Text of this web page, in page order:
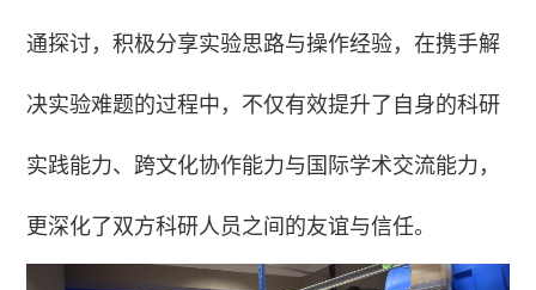
通探讨，积极分享实验思路与操作经验，在携手解
决实验难题的过程中，不仅有效提升了自身的科研
实践能力、跨文化协作能力与国际学术交流能力，
更深化了双方科研人员之间的友谊与信任。